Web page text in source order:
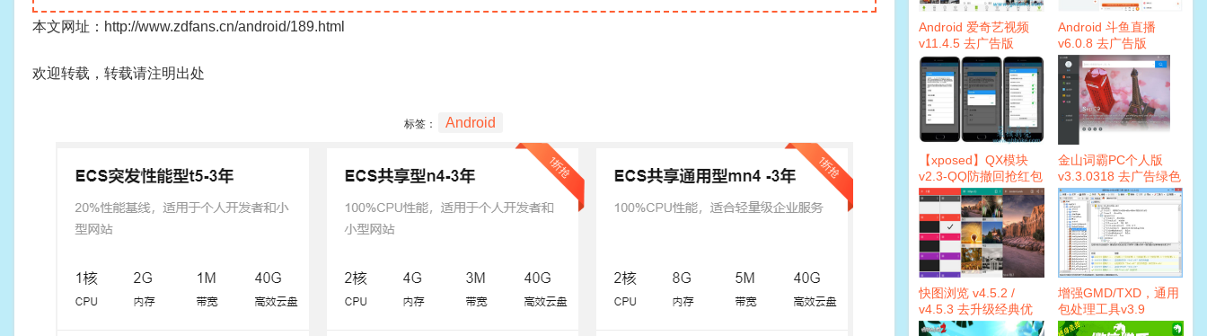
本文网址：http://www.zdfans.cn/android/189.html
欢迎转载，转载请注明出处
标签： Android
Android 爱奇艺视频
v11.4.5 去广告版
Android 斗鱼直播
v6.0.8 去广告版
【xposed】QX模块
v2.3-QQ防撤回抢红包
金山词霸PC个人版
v3.3.0318 去广告绿色
版
快图浏览 v4.5.2 /
v4.5.3 去升级经典优
化版
增强GMD/TXD，通用
包处理工具v3.9